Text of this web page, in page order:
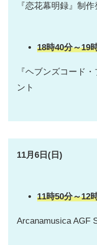
『恋花幕明録』制
18時40分～19
『ヘブンズコード
ント
11月6日(日)
11時50分～12
Arcanamusica AGF